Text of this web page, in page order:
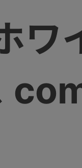
ワ